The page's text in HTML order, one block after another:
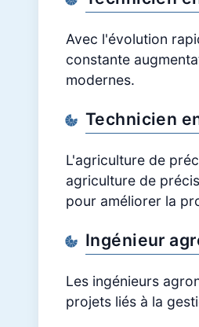
Avec l'évolution
constante
modernes.
Technicien
L'agriculture de
agriculture de
pour améliorer la
Ingénieur
Les ingénieurs
projets liés à la